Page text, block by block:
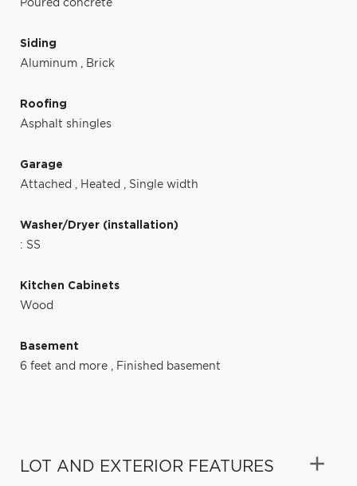
Poured concrete
Siding
Aluminum , Brick
Roofing
Asphalt shingles
Garage
Attached , Heated , Single width
Washer/Dryer (installation)
: SS
Kitchen Cabinets
Wood
Basement
6 feet and more , Finished basement
LOT AND EXTERIOR FEATURES